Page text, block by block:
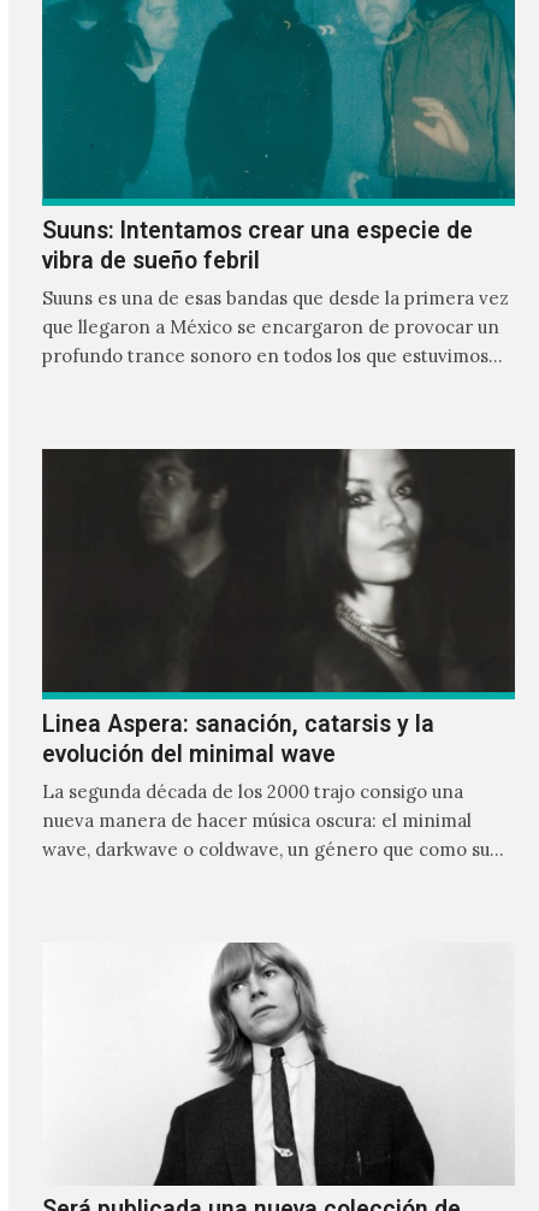
Suuns: Intentamos crear una especie de
vibra de sueño febril
Suuns es una de esas bandas que desde la primera vez
que llegaron a México se encargaron de provocar un
profundo trance sonoro en todos los que estuvimos
Linea Aspera: sanación, catarsis y la
evolución del minimal wave
La segunda década de los 2000 trajo consigo una
nueva manera de hacer música oscura: el minimal
wave, darkwave o coldwave, un género que como su